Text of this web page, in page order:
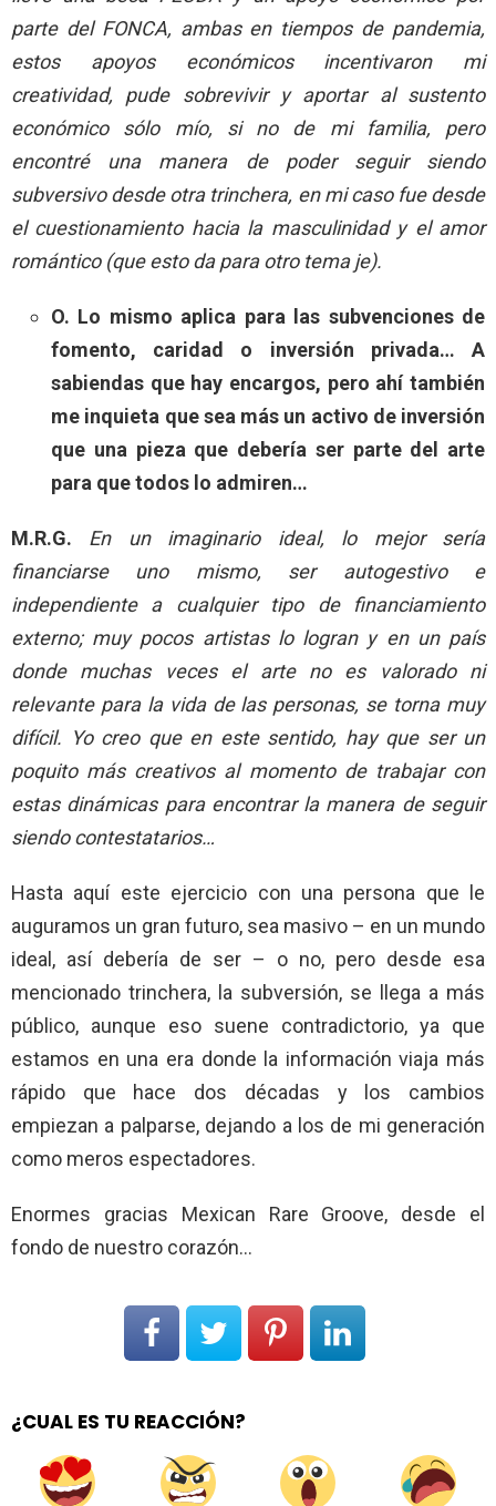
parte del FONCA, ambas en tiempos de pandemia,
estos apoyos económicos incentivaron mi
creatividad, pude sobrevivir y aportar al sustento
económico sólo mío, si no de mi familia, pero
encontré una manera de poder seguir siendo
subversivo desde otra trinchera, en mi caso fue desde
el cuestionamiento hacia la masculinidad y el amor
romántico (que esto da para otro tema je).
O. Lo mismo aplica para las subvenciones de
fomento, caridad o inversión privada… A
sabiendas que hay encargos, pero ahí también
me inquieta que sea más un activo de inversión
que una pieza que debería ser parte del arte
para que todos lo admiren…
M.R.G.
En un imaginario ideal, lo mejor sería
financiarse uno mismo, ser autogestivo e
independiente a cualquier tipo de financiamiento
externo; muy pocos artistas lo logran y en un país
donde muchas veces el arte no es valorado ni
relevante para la vida de las personas, se torna muy
difícil. Yo creo que en este sentido, hay que ser un
poquito más creativos al momento de trabajar con
estas dinámicas para encontrar la manera de seguir
siendo contestatarios…
Hasta aquí este ejercicio con una persona que le
auguramos un gran futuro, sea masivo – en un mundo
ideal, así debería de ser – o no, pero desde esa
mencionado trinchera, la subversión, se llega a más
público, aunque eso suene contradictorio, ya que
estamos en una era donde la información viaja más
rápido que hace dos décadas y los cambios
empiezan a palparse, dejando a los de mi generación
como meros espectadores.
Enormes gracias Mexican Rare Groove, desde el
fondo de nuestro corazón…
¿CUAL ES TU REACCIÓN?